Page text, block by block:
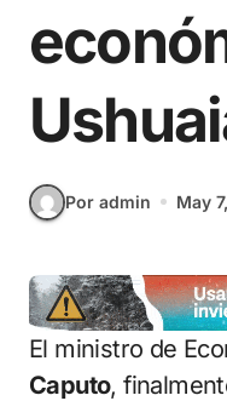
Por admin May
El ministro de
Caputo,